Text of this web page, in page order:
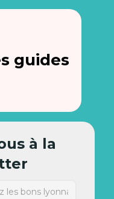
guides
à la